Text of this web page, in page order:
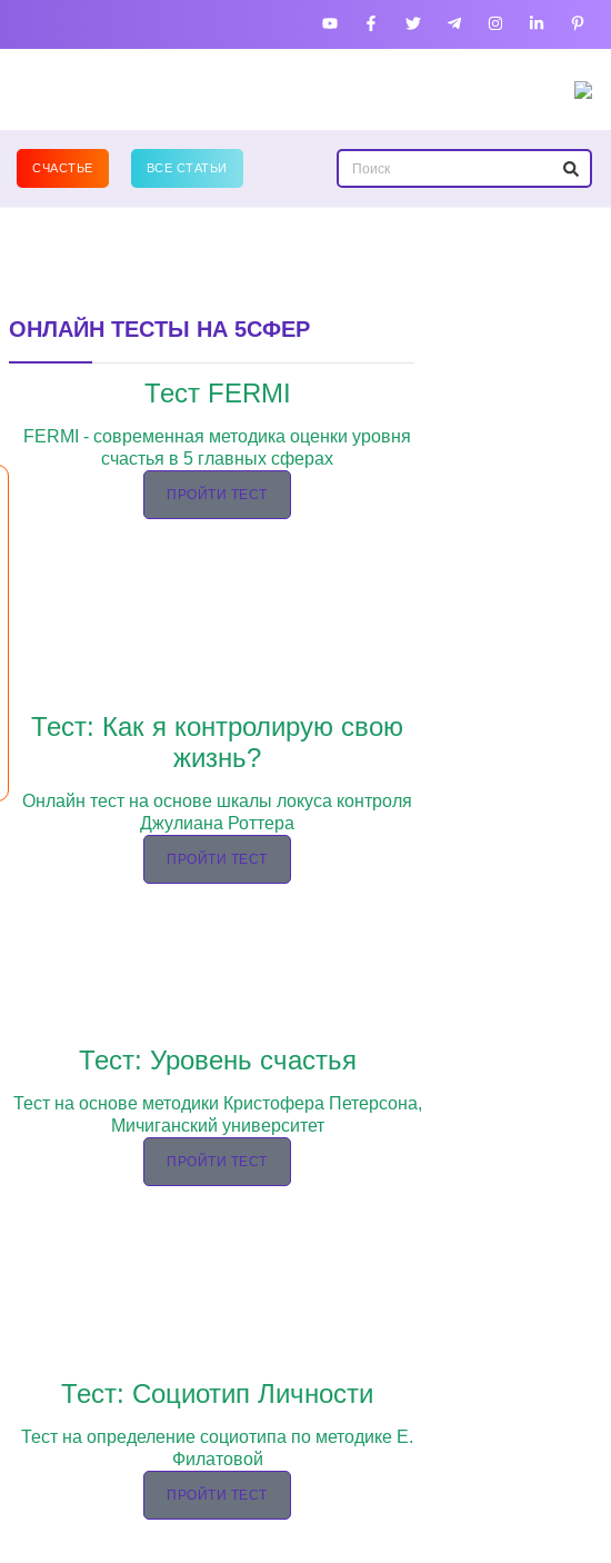
СЧАСТЬЕ ВСЕ СТАТЬИ
ОНЛАЙН ТЕСТЫ НА 5СФЕР
Тест FERMI
FERMI - современная методика оценки уровня
счастья в 5 главных сферах
ПРОЙТИ ТЕСТ
Тест: Как я контролирую свою
жизнь?
Онлайн тест на основе шкалы локуса контроля
Джулиана Роттера
ПРОЙТИ ТЕСТ
Тест: Уровень счастья
Тест на основе методики Кристофера Петерсона,
Мичиганский университет
ПРОЙТИ ТЕСТ
Тест: Социотип Личности
Тест на определение социотипа по методике Е.
Филатовой
ПРОЙТИ ТЕСТ